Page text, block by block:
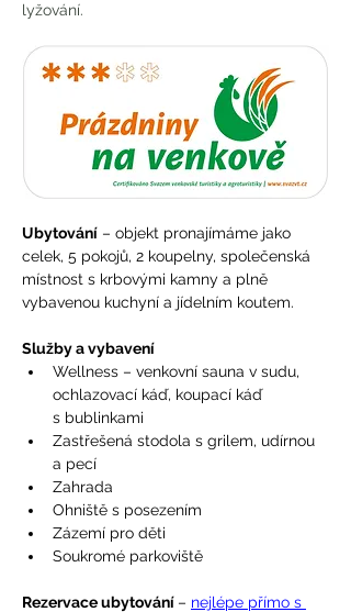
lyžování.
Ubytování – objekt pronajímáme jako
celek, 5 pokojů, 2 koupelny, společenská
místnost s krbovými kamny a plně
vybavenou kuchyní a jídelním koutem.
Služby a vybavení
Wellness – venkovní sauna v sudu,
ochlazovací káď, koupací káď
s bublinkami
Zastřešená stodola s grilem, udírnou
a pecí
Zahrada
Ohniště s posezením
Zázemí pro děti
Soukromé parkoviště
Rezervace ubytování – nejlépe přímo s